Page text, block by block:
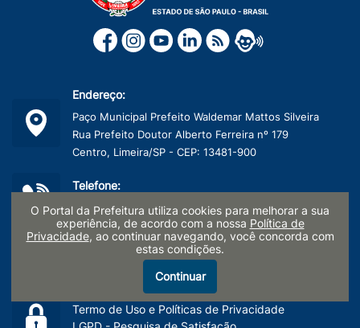
Endereço:
Paço Municipal Prefeito Waldemar Mattos Silveira
Rua Prefeito Doutor Alberto Ferreira nº 179
Centro, Limeira/SP - CEP: 13481-900
Telefone:
(19) 3404-9600
CNPJ:
Termo de Uso e Políticas de Privacidade
O Portal da Prefeitura utiliza cookies para melhorar a sua
experiência, de acordo com a nossa Política de
Privacidade, ao continuar navegando, você concorda com
estas condições.
Continuar